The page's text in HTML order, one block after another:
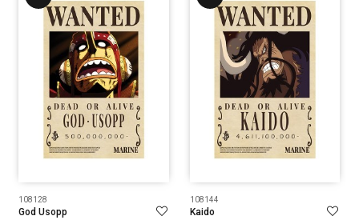
108128
God Usopp
108144
Kaido